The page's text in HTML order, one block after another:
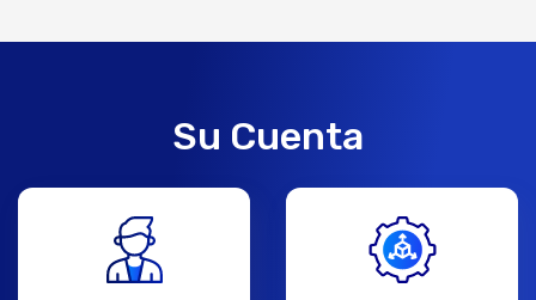
Su Cuenta